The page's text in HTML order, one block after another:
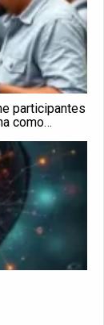
participantes
como